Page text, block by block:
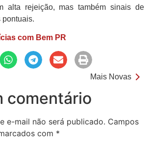
alta rejeição, mas também sinais de
pontuais.
com Bem PR
Mais Novas
comentário
e-mail não será publicado. Campos
com *